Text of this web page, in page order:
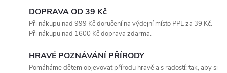
DOPRAVA OD 39 Kč
Při nákupu nad 999 Kč doručení na výdejní místo PPL za 39 Kč.
Při nákupu nad 1600 Kč doprava zdarma.
HRAVÉ POZNÁVÁNÍ PŘÍRODY
Pomáháme dětem objevovat přírodu hravě a s radostí: tak, aby si